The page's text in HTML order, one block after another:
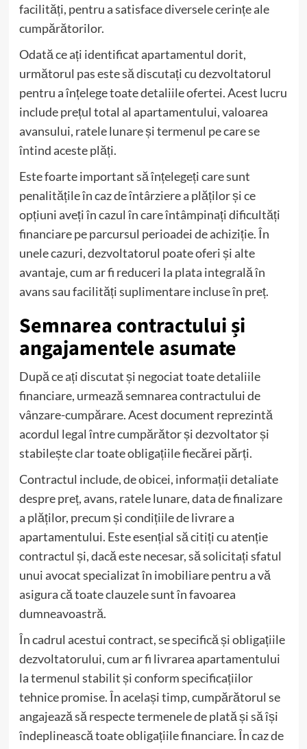
facilități, pentru a satisface diversele cerințe ale
cumpărătorilor.
Odată ce ați identificat apartamentul dorit,
următorul pas este să discutați cu dezvoltatorul
pentru a înțelege toate detaliile ofertei. Acest lucru
include prețul total al apartamentului, valoarea
avansului, ratele lunare și termenul pe care se
întind aceste plăți.
Este foarte important să înțelegeți care sunt
penalitățile în caz de întârziere a plăților și ce
opțiuni aveți în cazul în care întâmpinați dificultăți
financiare pe parcursul perioadei de achiziție. În
unele cazuri, dezvoltatorul poate oferi și alte
avantaje, cum ar fi reduceri la plata integrală în
avans sau facilități suplimentare incluse în preț.
Semnarea contractului și
angajamentele asumate
După ce ați discutat și negociat toate detaliile
financiare, urmează semnarea contractului de
vânzare-cumpărare. Acest document reprezintă
acordul legal între cumpărător și dezvoltator și
stabilește clar toate obligațiile fiecărei părți.
Contractul include, de obicei, informații detaliate
despre preț, avans, ratele lunare, data de finalizare
a plăților, precum și condițiile de livrare a
apartamentului. Este esențial să citiți cu atenție
contractul și, dacă este necesar, să solicitați sfatul
unui avocat specializat în imobiliare pentru a vă
asigura că toate clauzele sunt în favoarea
dumneavoastră.
În cadrul acestui contract, se specifică și obligațiile
dezvoltatorului, cum ar fi livrarea apartamentului
la termenul stabilit și conform specificațiilor
tehnice promise. În același timp, cumpărătorul se
angajează să respecte termenele de plată și să își
îndeplinească toate obligațiile financiare. În caz de